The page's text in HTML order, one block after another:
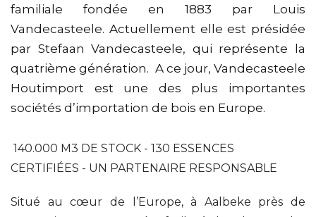
familiale fondée en 1883 par Louis
Vandecasteele. Actuellement elle est présidée
par Stefaan Vandecasteele, qui représente la
quatrième génération. A ce jour, Vandecasteele
Houtimport est une des plus importantes
sociétés d’importation de bois en Europe.
140.000 M3 DE STOCK - 130 ESSENCES
CERTIFIÉES - UN PARTENAIRE RESPONSABLE
Situé au cœur de l’Europe, à Aalbeke près de